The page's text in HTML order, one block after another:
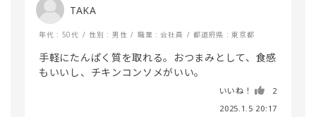
TAKA
年代 : 50代 性別 : 男性 職業 : 会社員 都道府県 : 東京都
手軽にたんぱく質を取れる。おつまみとして、食感
もいいし、チキンコンソメがいい。
いいね！
2
2025.1.5 20:17